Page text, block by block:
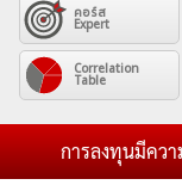
Articles
VPS Register
คอร์ส
Expert
Correlation
Table
การลงทุนมีความ